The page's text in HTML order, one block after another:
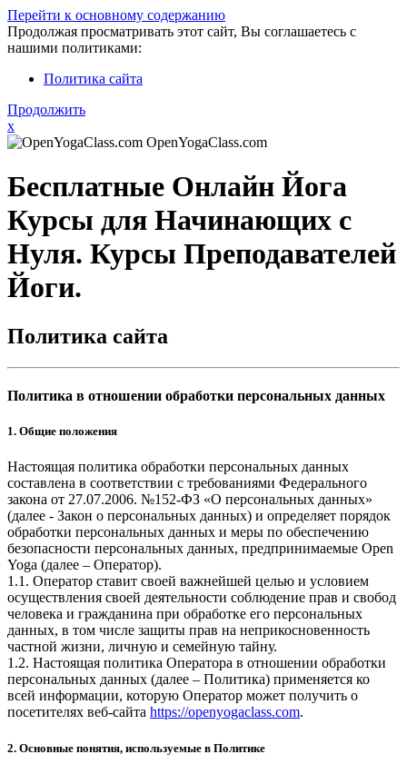
Перейти к основному содержанию
Продолжая просматривать этот сайт, Вы соглашаетесь с
нашими политиками:
Политика сайта
Продолжить
x
OpenYogaClass.com
Бесплатные Онлайн Йога
Курсы для Начинающих с
Нуля. Курсы Преподавателей
Йоги.
Политика сайта
Политика в отношении обработки персональных данных
1. Общие положения
Настоящая политика обработки персональных данных
составлена в соответствии с требованиями Федерального
закона от 27.07.2006. №152-ФЗ «О персональных данных»
(далее - Закон о персональных данных) и определяет порядок
обработки персональных данных и меры по обеспечению
безопасности персональных данных, предпринимаемые Open
Yoga (далее – Оператор).
1.1. Оператор ставит своей важнейшей целью и условием
осуществления своей деятельности соблюдение прав и свобод
человека и гражданина при обработке его персональных
данных, в том числе защиты прав на неприкосновенность
частной жизни, личную и семейную тайну.
1.2. Настоящая политика Оператора в отношении обработки
персональных данных (далее – Политика) применяется ко
всей информации, которую Оператор может получить о
посетителях веб-сайта https://openyogaclass.com.
2. Основные понятия, используемые в Политике